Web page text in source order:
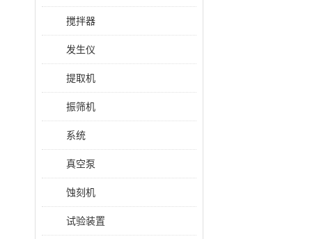
搅拌器
发生仪
提取机
振筛机
系统
真空泵
蚀刻机
试验装置